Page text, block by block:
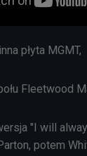
płyta MGMT,
Fleetwood
"I will
potem